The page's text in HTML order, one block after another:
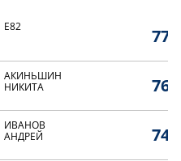
E82
АКИНЬШИН
НИКИТА
ИВАНОВ
АНДРЕЙ